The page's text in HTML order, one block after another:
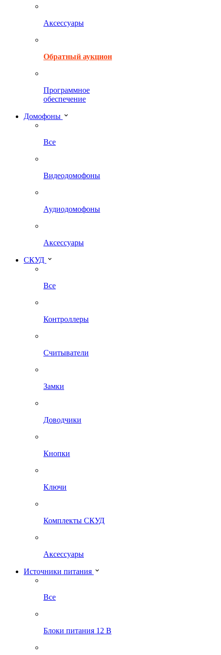
Аксессуары
Обратный аукцион
Программное
обеспечение
Домофоны
Все
Видеодомофоны
Аудиодомофоны
Аксессуары
СКУД
Все
Контроллеры
Считыватели
Замки
Доводчики
Кнопки
Ключи
Комплекты СКУД
Аксессуары
Источники питания
Все
Блоки питания 12 В